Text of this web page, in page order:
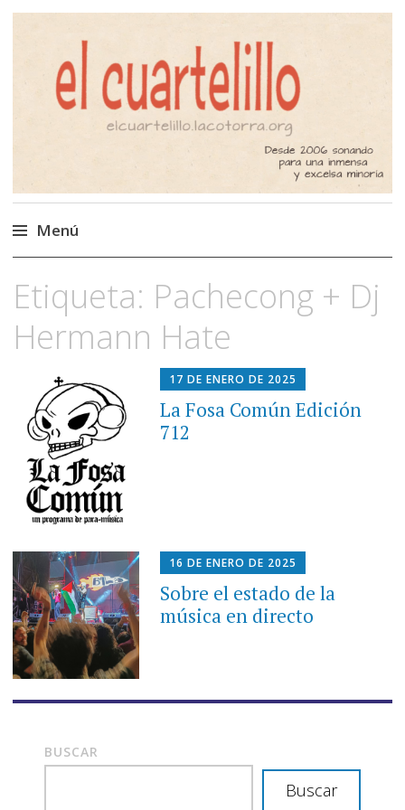
El Cuartelillo
Programa de radio de música
independiente. Podcast
Menú
al
contenido
Etiqueta: Pachecong + Dj
Hermann Hate
17 DE ENERO DE 2025
La Fosa Común Edición
712
16 DE ENERO DE 2025
Sobre el estado de la
música en directo
BUSCAR
Buscar